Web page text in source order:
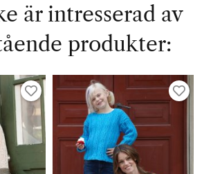
är intresserad av
produkter: